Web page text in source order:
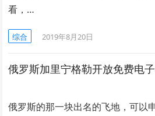
看，…
综合 2019年8月20日
俄罗斯加里宁格勒开放免费电
俄罗斯的那一块出名的飞地，可以